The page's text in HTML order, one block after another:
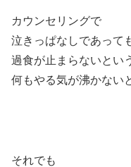
カウンセリングで
泣きっぱなしであって
過食が止まらないとい
何もやる気が沸かない
それでも